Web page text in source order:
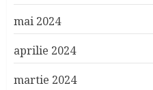
mai 2024
aprilie 2024
martie 2024